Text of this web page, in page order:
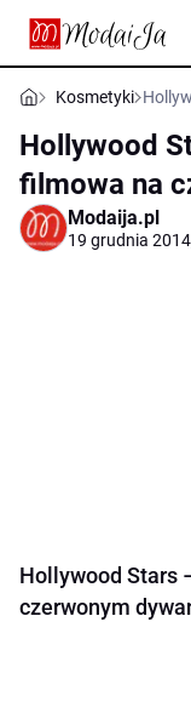
Kosmetyki
Hollywood
filmowa na
Modaija.pl
19 grudnia
Hollywood Stars
czerwonym